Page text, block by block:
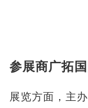
参展商广拓
展览方面，主